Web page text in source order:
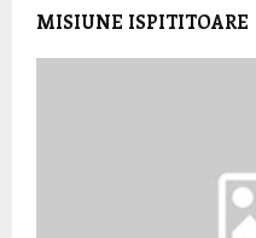
MISIUNE ISPITITOARE